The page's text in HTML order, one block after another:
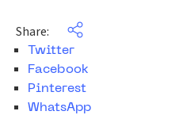
Share:
Twitter
Facebook
Pinterest
WhatsApp